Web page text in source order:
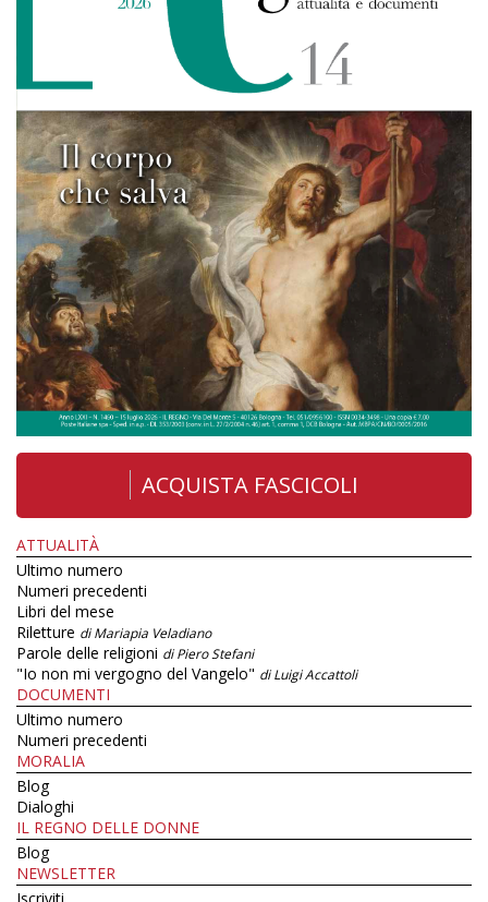
ACQUISTA FASCICOLI
ATTUALITÀ
Ultimo numero
Numeri precedenti
Libri del mese
Riletture di Mariapia Veladiano
Parole delle religioni di Piero Stefani
"Io non mi vergogno del Vangelo" di Luigi Accattoli
DOCUMENTI
Ultimo numero
Numeri precedenti
MORALIA
Blog
Dialoghi
IL REGNO DELLE DONNE
Blog
NEWSLETTER